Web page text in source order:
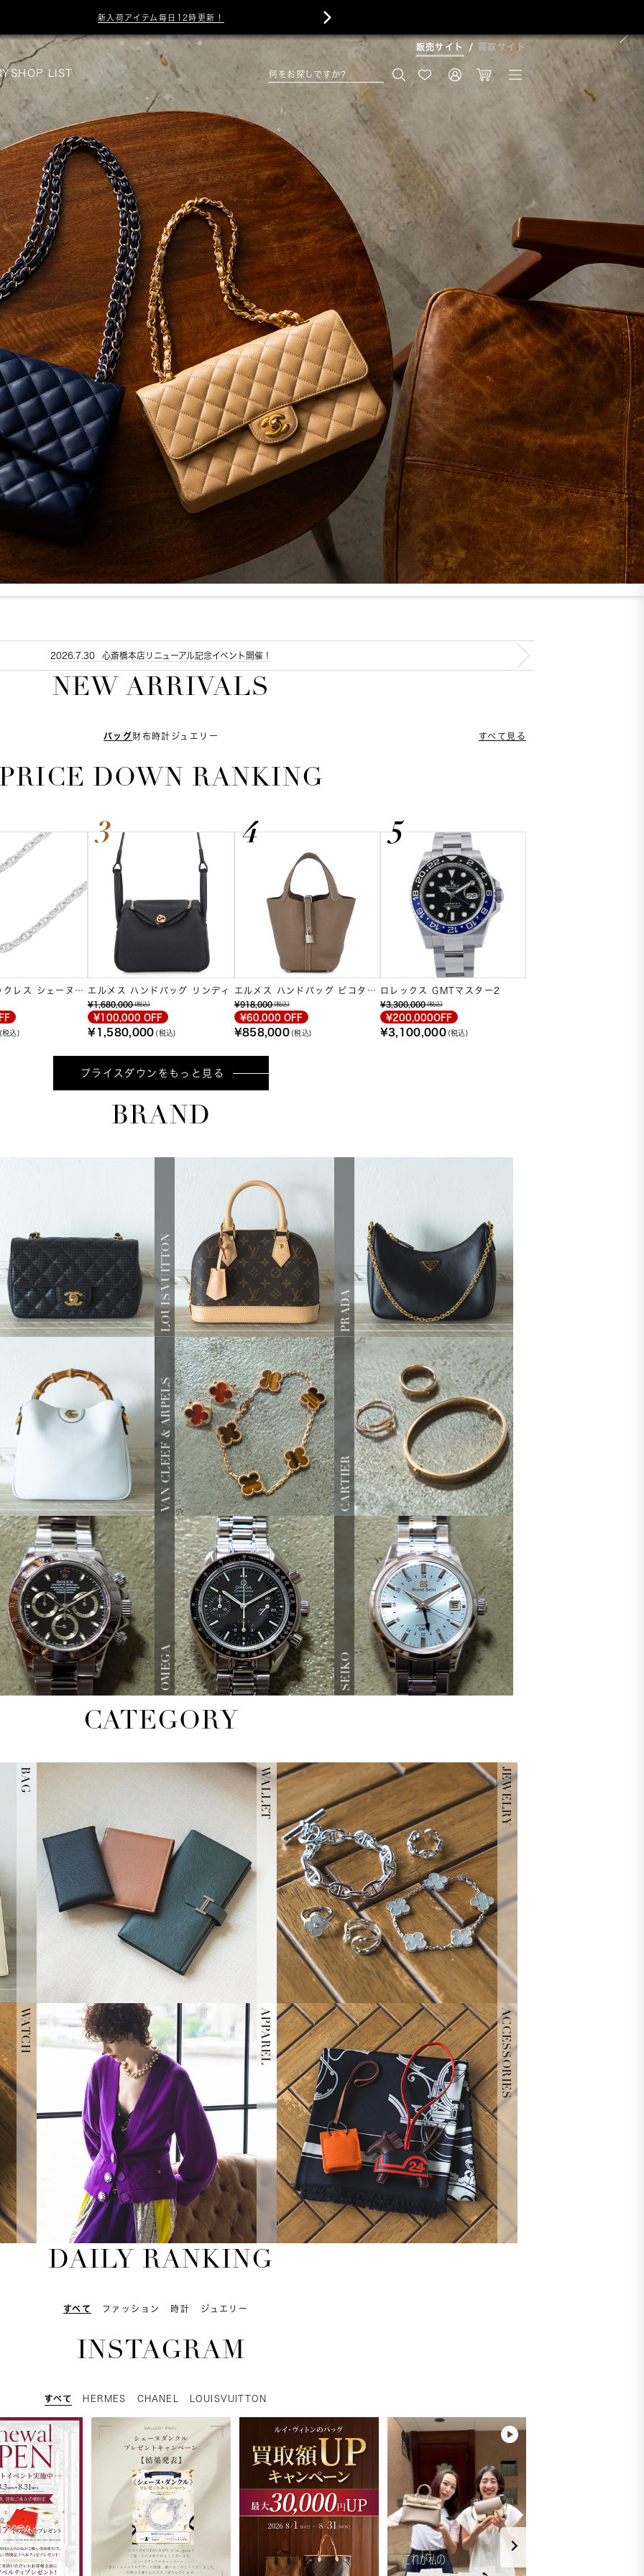
【店舗お取り寄せ】店舗で確認/納得のご購入体験を 
販売サイト 買取サイト
SHOP LIST 何をお探しですか?
この条件で絞り込む
2026.7.30 心斎橋本店リニューアル記念イベント開催！
2026.7.29 令和８年熊本地震による配送遅延に関するご案内
NEW ARRIVALS
バッグ 財布時計 ジュエリー すべて見る
DOWN RANKING
クレス シェーヌダ
税込)
3
エルメス ハンドバッグ リンディ
¥1,680,000 (税込)
¥100,000 OFF
¥1,580,000 (税込)
4
エルメス ハンドバッグ ピコタン
ロックPM
¥918,000 (税込)
¥60,000 OFF
¥858,000 (税込)
5
ロレックス GMTマスター2
¥3,300,000 (税込)
¥200,000OFF
¥3,100,000 (税込)
プライスダウンをもっと見る
BRAND
LOUIS VUITTON PRADA
VAN CLEEF & ARPELS CARTIER
OMEGA SEIKO
CATEGORY
BAG WALLET JEWELRY
WATCH APPAREL ACCESSORIES
DAILY RANKING
すべて ファッション 時計 ジュエリー
INSTAGRAM
すべて HERMES CHANEL LOUISVUITTON